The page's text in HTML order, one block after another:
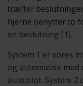
træffer
hjerne benytter to
en beslutning [1].
System 1 er vores
og automatisk med
autopilot. System 2